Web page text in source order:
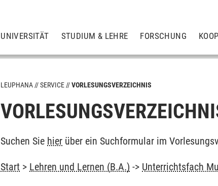
UNIVERSITÄT STUDIUM & LEHRE FORSCHUNG
LEUPHANA SERVICE VORLESUNGSVERZEICHNIS
Suchen Sie hier über ein Suchformular im
Start > Lehren und Lernen (B.A.) -> Unterrichtsfach